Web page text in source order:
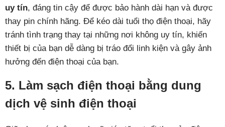
uy tín, đáng tin cậy để được bảo hành dài hạn và được
thay pin chính hãng. Để kéo dài tuổi thọ điện thoại, hãy
tránh tình trạng thay tại những nơi không uy tín, khiến
thiết bị của bạn dễ dàng bị tráo đổi linh kiện và gây ảnh
hưởng đến điện thoại của bạn.
5. Làm sạch điện thoại bằng dung
dịch vệ sinh điện thoại